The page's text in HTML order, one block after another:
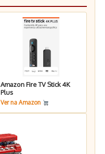
Amazon Fire TV Stick 4K
Plus
Ver na Amazon